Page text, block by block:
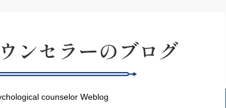
ンセラーのブログ
counselor Weblog